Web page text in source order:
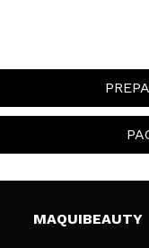
MAQUIBEAUTY